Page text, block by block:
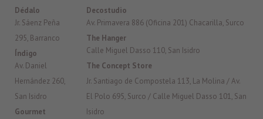
Dédalo
Jr. Sáenz Peña
295, Barranco
Índigo
Av. Daniel
Hernández 260,
San Isidro
Gourmet
Decostudio
Av. Primavera 886 (Oficina 201) Chacarilla, Surco
The Hanger
Calle Miguel Dasso 110, San Isidro
The Concept Store
Jr. Santiago de Compostela 113, La Molina / Av.
El Polo 695, Surco / Calle Miguel Dasso 101, San
Isidro